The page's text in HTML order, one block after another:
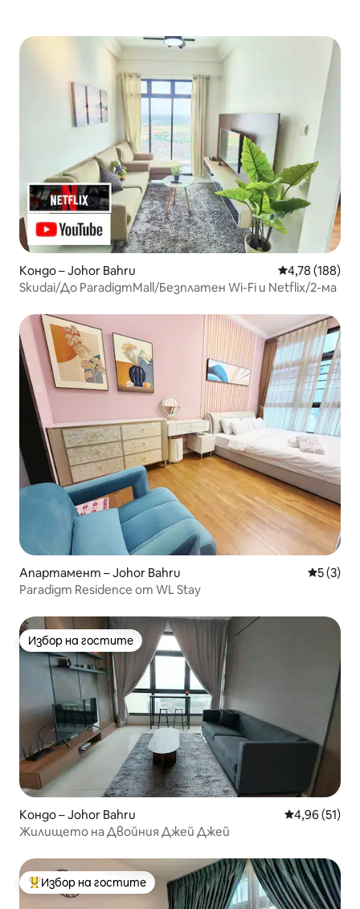
Кондо – Johor Bahru Средна
4,78 (188)
Skudai/До ParadigmMall/Безплатен Wi-Fi и Netflix/2-ма
Апартамент – Johor Bahru Средна
5 (3)
Paradigm Residence от WL Stay
Избор на гостите
Избор на гостите
Кондо – Johor Bahru Средна
4,96 (51)
Жилището на Двойния Джей Джей
Най-популярен избор на гостите
Избор на гостите